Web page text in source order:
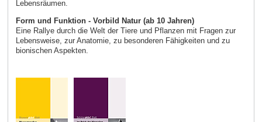
Lebensräumen.
Form und Funktion - Vorbild Natur (ab 10 Jahren)
Eine Rallye durch die Welt der Tiere und Pflanzen mit Fragen zur
Lebensweise, zur Anatomie, zu besonderen Fähigkeiten und zu
bionischen Aspekten.